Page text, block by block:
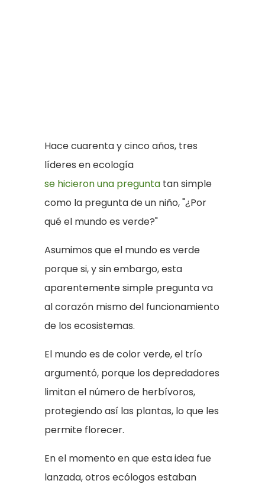
Hace cuarenta y cinco años, tres
líderes en ecología
se hicieron una pregunta tan simple
como la pregunta de un niño, "¿Por
qué el mundo es verde?"
Asumimos que el mundo es verde
porque si, y sin embargo, esta
aparentemente simple pregunta va
al corazón mismo del funcionamiento
de los ecosistemas.
El mundo es de color verde, el trío
argumentó, porque los depredadores
limitan el número de herbívoros,
protegiendo así las plantas, lo que les
permite florecer.
En el momento en que esta idea fue
lanzada, otros ecólogos estaban